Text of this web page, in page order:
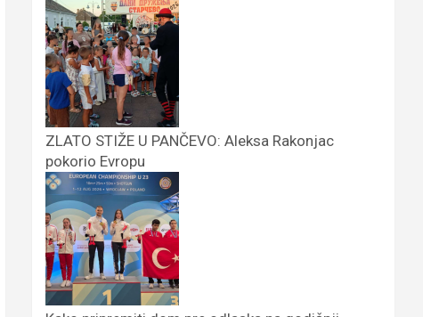
ZLATO STIŽE U PANČEVO: Aleksa Rakonjac
pokorio Evropu